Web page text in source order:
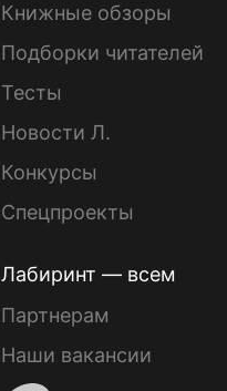
Книжные обзоры
Подборки читателей
Тесты
Новости Л.
Конкурсы
Спецпроекты
Лабиринт — всем
Партнерам
Наши вакансии